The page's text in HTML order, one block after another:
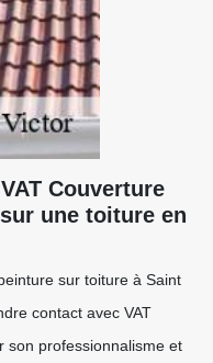
Couverture
une toiture en
sur toiture à Saint
contact avec VAT
son professionnalisme et